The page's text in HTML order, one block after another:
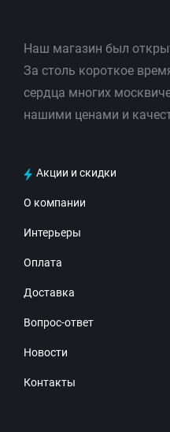
Наш магазин был
За столь короткое
сердца многих
нашими ценами и
Акции и скидки
О компании
Интерьеры
Оплата
Доставка
Вопрос-ответ
Новости
Контакты